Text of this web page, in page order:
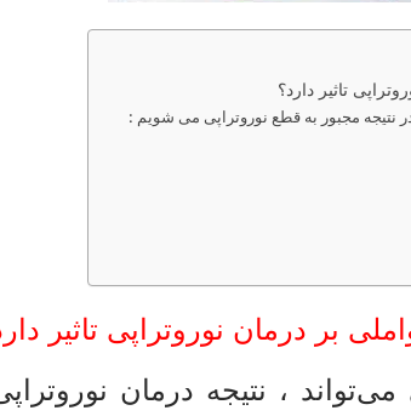
تاثیر دارد؟
نتیجه مجبور به قطع نوروتراپی می شویم :
بر درمان نوروتراپی تاثیر
، نتیجه درمان